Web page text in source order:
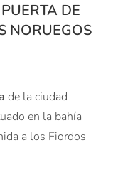
DE
NORUEGOS
de la ciudad
en la bahía
a los Fiordos